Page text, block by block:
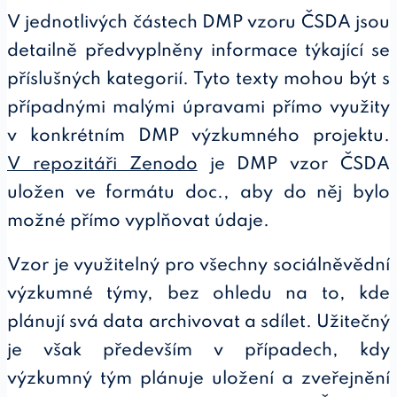
V jednotlivých částech DMP vzoru ČSDA jsou
detailně předvyplněny informace týkající se
příslušných kategorií. Tyto texty mohou být s
případnými malými úpravami přímo využity
v konkrétním DMP výzkumného projektu.
V repozitáři Zenodo je DMP vzor ČSDA
uložen ve formátu doc., aby do něj bylo
možné přímo vyplňovat údaje.
Vzor je využitelný pro všechny sociálněvědní
výzkumné týmy, bez ohledu na to, kde
plánují svá data archivovat a sdílet. Užitečný
je však především v případech, kdy
výzkumný tým plánuje uložení a zveřejnění